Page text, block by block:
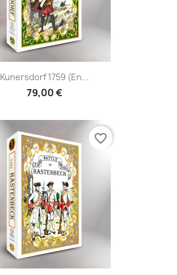
Kunersdorf 1759 (en...
79,00 €
favorite_border